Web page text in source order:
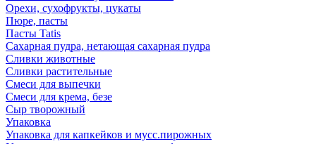
Орехи, сухофрукты, цукаты
Пюре, пасты
Пасты Tatis
Сахарная пудра, нетающая сахарная пудра
Сливки животные
Сливки растительные
Смеси для выпечки
Смеси для крема, безе
Сыр творожный
Упаковка
Упаковка для капкейков и мусс.пирожных